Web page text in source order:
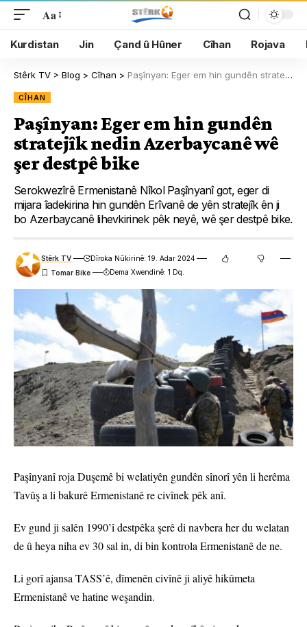
Aa
Kurdistan Jin Çand û Hûner Cîhan Rojava
Stêrk TV > Blog > Cîhan > Paşînyan: Eger em hin gundên stratejîk nedin Azerbaycanê wê şer destpê bike
CÎHAN
Paşînyan: Eger em hin gundên
stratejîk nedin Azerbaycanê wê
şer destpê bike
Serokwezîrê Ermenistanê Nîkol Paşînyanî got, eger di
mijara îadekirina hin gundên Erîvanê de yên stratejîk ên ji
bo Azerbaycanê lihevkirinek pêk neyê, wê şer destpê bike.
Stêrk TV
Dîroka Nûkirinê: 19. Adar 2024
Dema Xwendinê: 1 Dq.
Paşînyanî roja Duşemê bi welatiyên gundên sînorî yên li herêma
Tavûş a li bakurê Ermenistanê re civînek pêk anî.
Ev gund ji salên 1990’î destpêka şerê di navbera her du welatan
de û heya niha ev 30 sal in, di bin kontrola Ermenistanê de ne.
Li gorî ajansa TASS’ê, dîmenên civînê ji aliyê hikûmeta
Ermenistanê ve hatine weşandin.